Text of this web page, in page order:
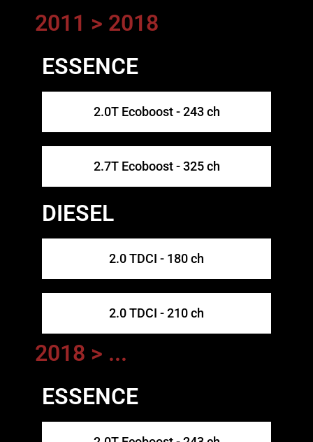
2011 > 2018
ESSENCE
2.0T Ecoboost - 243 ch
2.7T Ecoboost - 325 ch
DIESEL
2.0 TDCI - 180 ch
2.0 TDCI - 210 ch
2018 > ...
ESSENCE